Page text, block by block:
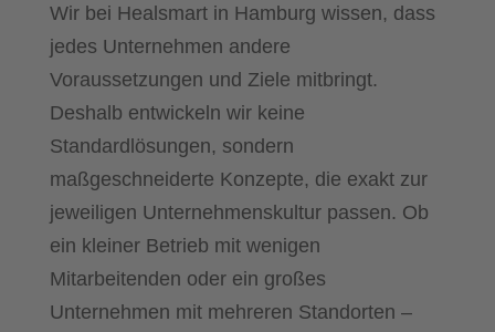
Wir bei Healsmart in Hamburg wissen, dass
jedes Unternehmen andere
Voraussetzungen und Ziele mitbringt.
Deshalb entwickeln wir keine
Standardlösungen, sondern
maßgeschneiderte Konzepte, die exakt zur
jeweiligen Unternehmenskultur passen. Ob
ein kleiner Betrieb mit wenigen
Mitarbeitenden oder ein großes
Unternehmen mit mehreren Standorten –